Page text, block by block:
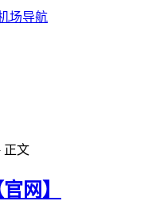
场导航
正文
网】